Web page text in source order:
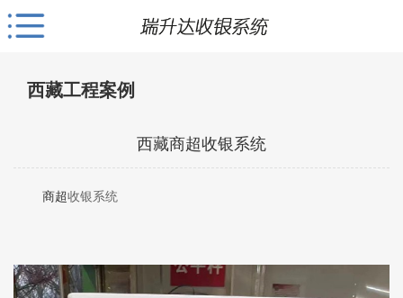
西藏工程案例
西藏商超收银系统
商超收银系统